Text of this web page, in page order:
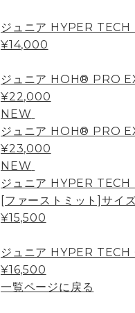
ジュニア HYPER
¥14,000
ジュニア HOH® PRO
¥22,000
NEW
ジュニア HOH® PRO
¥23,000
NEW
ジュニア HYPER TECH
[ファーストミット]サイ
¥15,500
ジュニア HYPER TECH
¥16,500
一覧ページに戻る